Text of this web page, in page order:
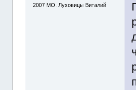
2007 МО. Луховицы Виталий